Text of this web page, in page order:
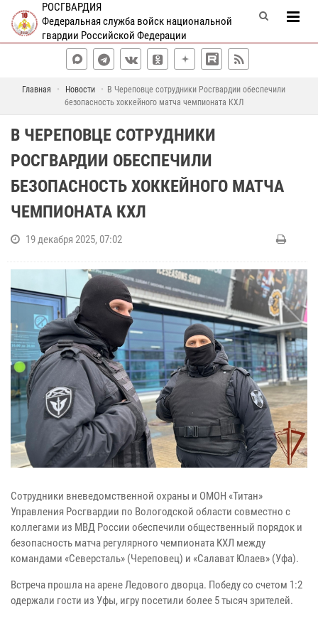
РОСГВАРДИЯ
Федеральная служба войск национальной
гвардии Российской Федерации
Главная Новости
В Череповце сотрудники Росгвардии обеспечили
безопасность хоккейного матча чемпионата КХЛ
В ЧЕРЕПОВЦЕ СОТРУДНИКИ
РОСГВАРДИИ ОБЕСПЕЧИЛИ
БЕЗОПАСНОСТЬ ХОККЕЙНОГО МАТЧА
ЧЕМПИОНАТА КХЛ
19 декабря 2025, 07:02
Сотрудники вневедомственной охраны и ОМОН «Титан»
Управления Росгвардии по Вологодской области совместно с
коллегами из МВД России обеспечили общественный порядок и
безопасность матча регулярного чемпионата КХЛ между
командами «Северсталь» (Череповец) и «Салават Юлаев» (Уфа).
Встреча прошла на арене Ледового дворца. Победу со счетом 1:2
одержали гости из Уфы, игру посетили более 5 тысяч зрителей.